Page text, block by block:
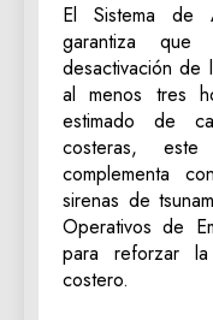
El Sistema de
garantiza
desactivación de
al menos tres
estimado de
costeras,
complementa
sirenas de
Operativos de
para reforzar
costero.